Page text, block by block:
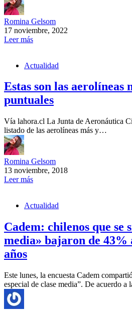
Romina Gelsom
17 noviembre, 2022
Leer más
Actualidad
Estas son las aerolíneas
puntuales
Vía lahora.cl La Junta de Aeronáutica
listado de las aerolíneas más y…
Romina Gelsom
13 noviembre, 2018
Leer más
Actualidad
Cadem: chilenos que se
media» bajaron de 43%
años
Este lunes, la encuesta Cadem
especial de clase media”. De acuerdo